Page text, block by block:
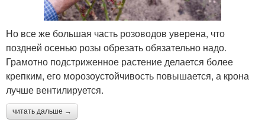
Но все же большая часть розоводов уверена, что
поздней осенью розы обрезать обязательно надо.
Грамотно подстриженное растение делается более
крепким, его морозоустойчивость повышается, а крона
лучше вентилируется.
читать дальше →